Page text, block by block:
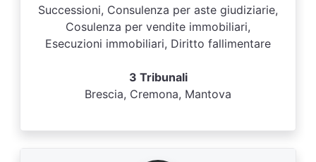
Successioni, Consulenza per aste giudiziarie,
Cosulenza per vendite immobiliari,
Esecuzioni immobiliari, Diritto fallimentare
3 Tribunali
Brescia, Cremona, Mantova